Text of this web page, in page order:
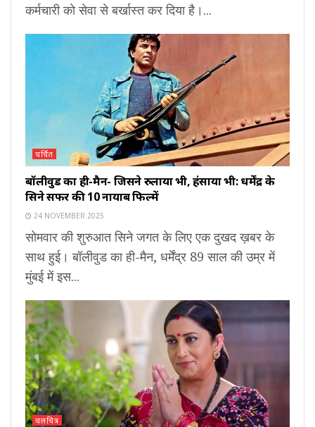
कर्मचारी को सेवा से बर्खास्त कर दिया है।...
चर्चित
बॉलीवुड का ही-मैन- जिसने रुलाया भी, हंसाया भी: धर्मेंद्र के
सिने सफर की 10 नायाब फिल्में
24 NOVEMBER 2025
सोमवार की शुरुआत सिने जगत के लिए एक दुखद ख़बर के
साथ हुई। बॉलीवुड का ही-मैन, धर्मेंद्र 89 साल की उम्र में
मुंबई में इस...
चलचित्र